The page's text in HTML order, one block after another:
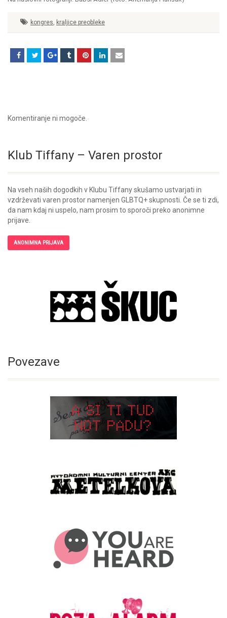
kongres kraljice preobleke
Komentiranje ni mogoče.
Klub Tiffany – Varen prostor
Na vseh naših dogodkih v Klubu Tiffany skušamo ustvarjati in
vzdrževati varen prostor namenjen GLBTQ+ skupnosti. Če se ti zdi,
da nam kdaj ni uspelo, nam prosim to sporoči preko anonimne
prijave.
ANONIMNA PRIJAVA
Povezave